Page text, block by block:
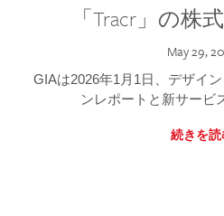
「Tracr」の株
May 29,
GIAは2026年1月1日、デザイ
ンレポートと新サービ
続きを